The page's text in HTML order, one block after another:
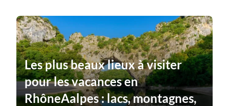
Les plus beaux lieux à visiter
pour les vacances en
RhôneAalpes : lacs, montagnes,